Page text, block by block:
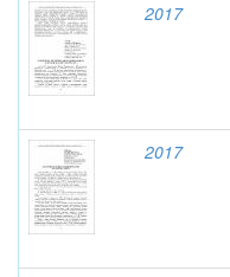
2017
2017